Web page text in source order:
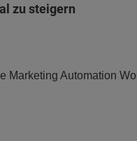
zu steigern
Marketing Automation